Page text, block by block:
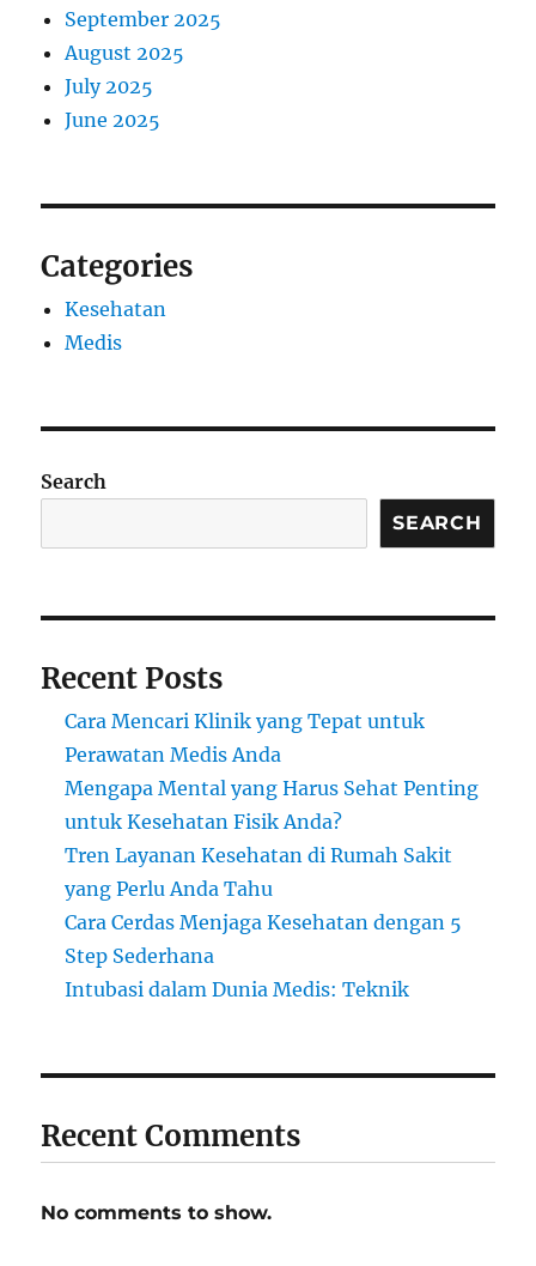
September 2025
August 2025
July 2025
June 2025
Categories
Kesehatan
Medis
Search
SEARCH
Recent Posts
Cara Mencari Klinik yang Tepat untuk
Perawatan Medis Anda
Mengapa Mental yang Harus Sehat Penting
untuk Kesehatan Fisik Anda?
Tren Layanan Kesehatan di Rumah Sakit
yang Perlu Anda Tahu
Cara Cerdas Menjaga Kesehatan dengan 5
Step Sederhana
Intubasi dalam Dunia Medis: Teknik
Recent Comments
No comments to show.